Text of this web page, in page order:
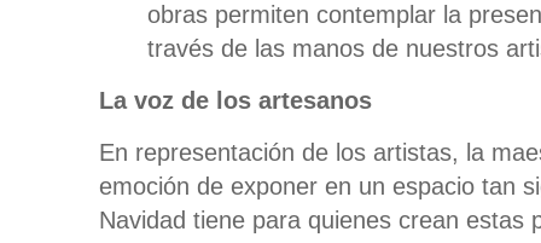
obras permiten contemplar la
través de las manos de nuestros
La voz de los artesanos
En representación de los artistas, la
emoción de exponer en un espacio tan
Navidad tiene para quienes crean estas